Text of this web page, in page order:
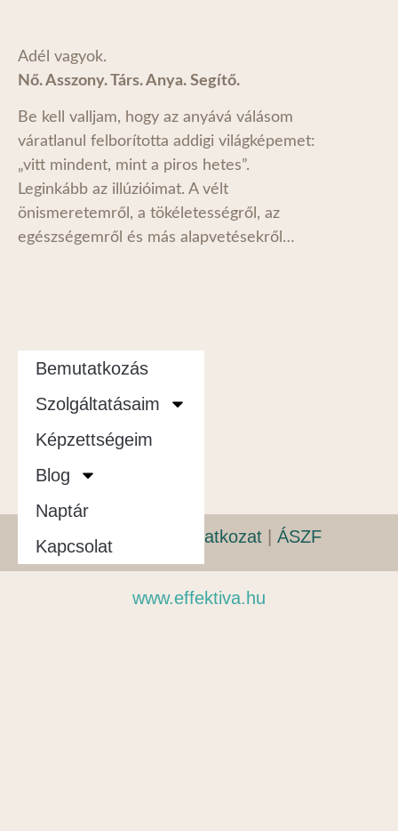
Adél vagyok.
Nő. Asszony. Társ. Anya. Segítő.
Be kell valljam, hogy az anyává válásom
váratlanul felborította addigi világképemet:
„vitt mindent, mint a piros hetes”.
Leginkább az illúzióimat. A vélt
önismeretemről, a tökéletességről, az
egészségemről és más alapvetésekről…
Bemutatkozás
Szolgáltatásaim
Képzettségeim
Blog
Naptár
KapcsolatAdatvédelmi nyilatkozat ÁSZF
www.effektiva.hu